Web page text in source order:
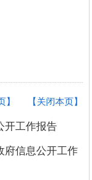
【关闭本页】
】
开工作报告
府信息公开工作